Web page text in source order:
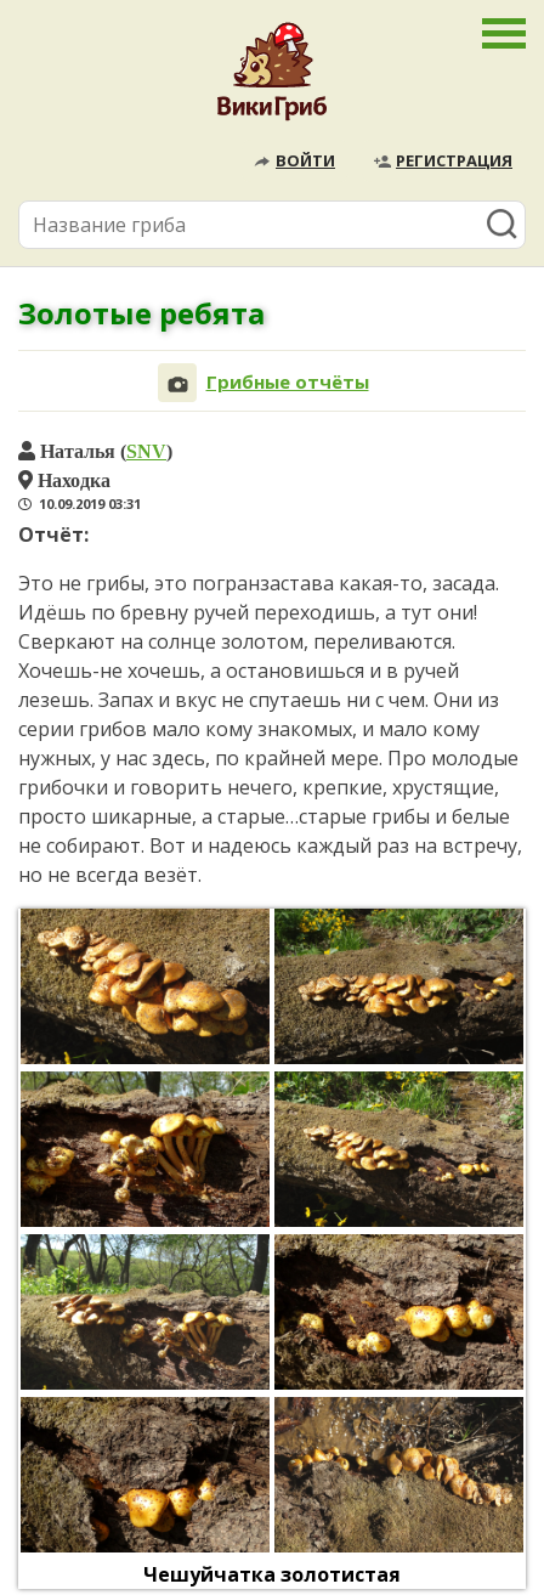
ВОЙТИ РЕГИСТРАЦИЯ
Золотые ребята
Грибные отчёты
Наталья (SNV)
Находка
10.09.2019 03:31
Отчёт:
Это не грибы, это погранзастава какая-то, засада.
Идёшь по бревну ручей переходишь, а тут они!
Сверкают на солнце золотом, переливаются.
Хочешь-не хочешь, а остановишься и в ручей
лезешь. Запах и вкус не спутаешь ни с чем. Они из
серии грибов мало кому знакомых, и мало кому
нужных, у нас здесь, по крайней мере. Про молодые
грибочки и говорить нечего, крепкие, хрустящие,
просто шикарные, а старые…старые грибы и белые
не собирают. Вот и надеюсь каждый раз на встречу,
но не всегда везёт.
Чешуйчатка золотистая